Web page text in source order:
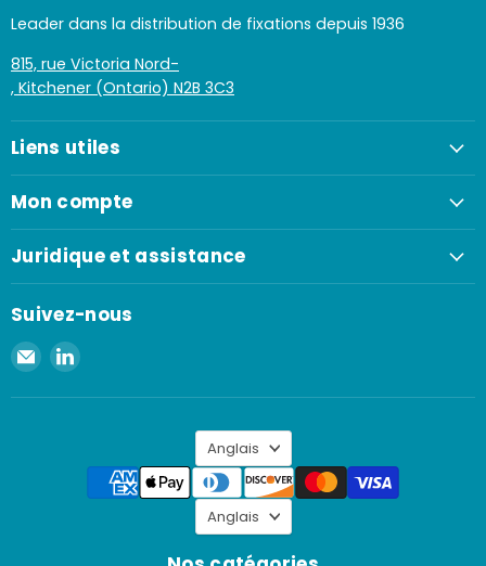
Leader dans la distribution de fixations depuis 1936
815, rue Victoria Nord-
, Kitchener (Ontario) N2B 3C3
Liens utiles
Mon compte
Juridique et assistance
Suivez-nous
Envoyer
un
e-
Spaenaur
Retrouvez-
sur
Langue
Anglais
Langue
Anglais